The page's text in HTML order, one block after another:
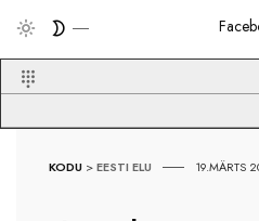
KODU >EESTI ELU 19.MÄRTS